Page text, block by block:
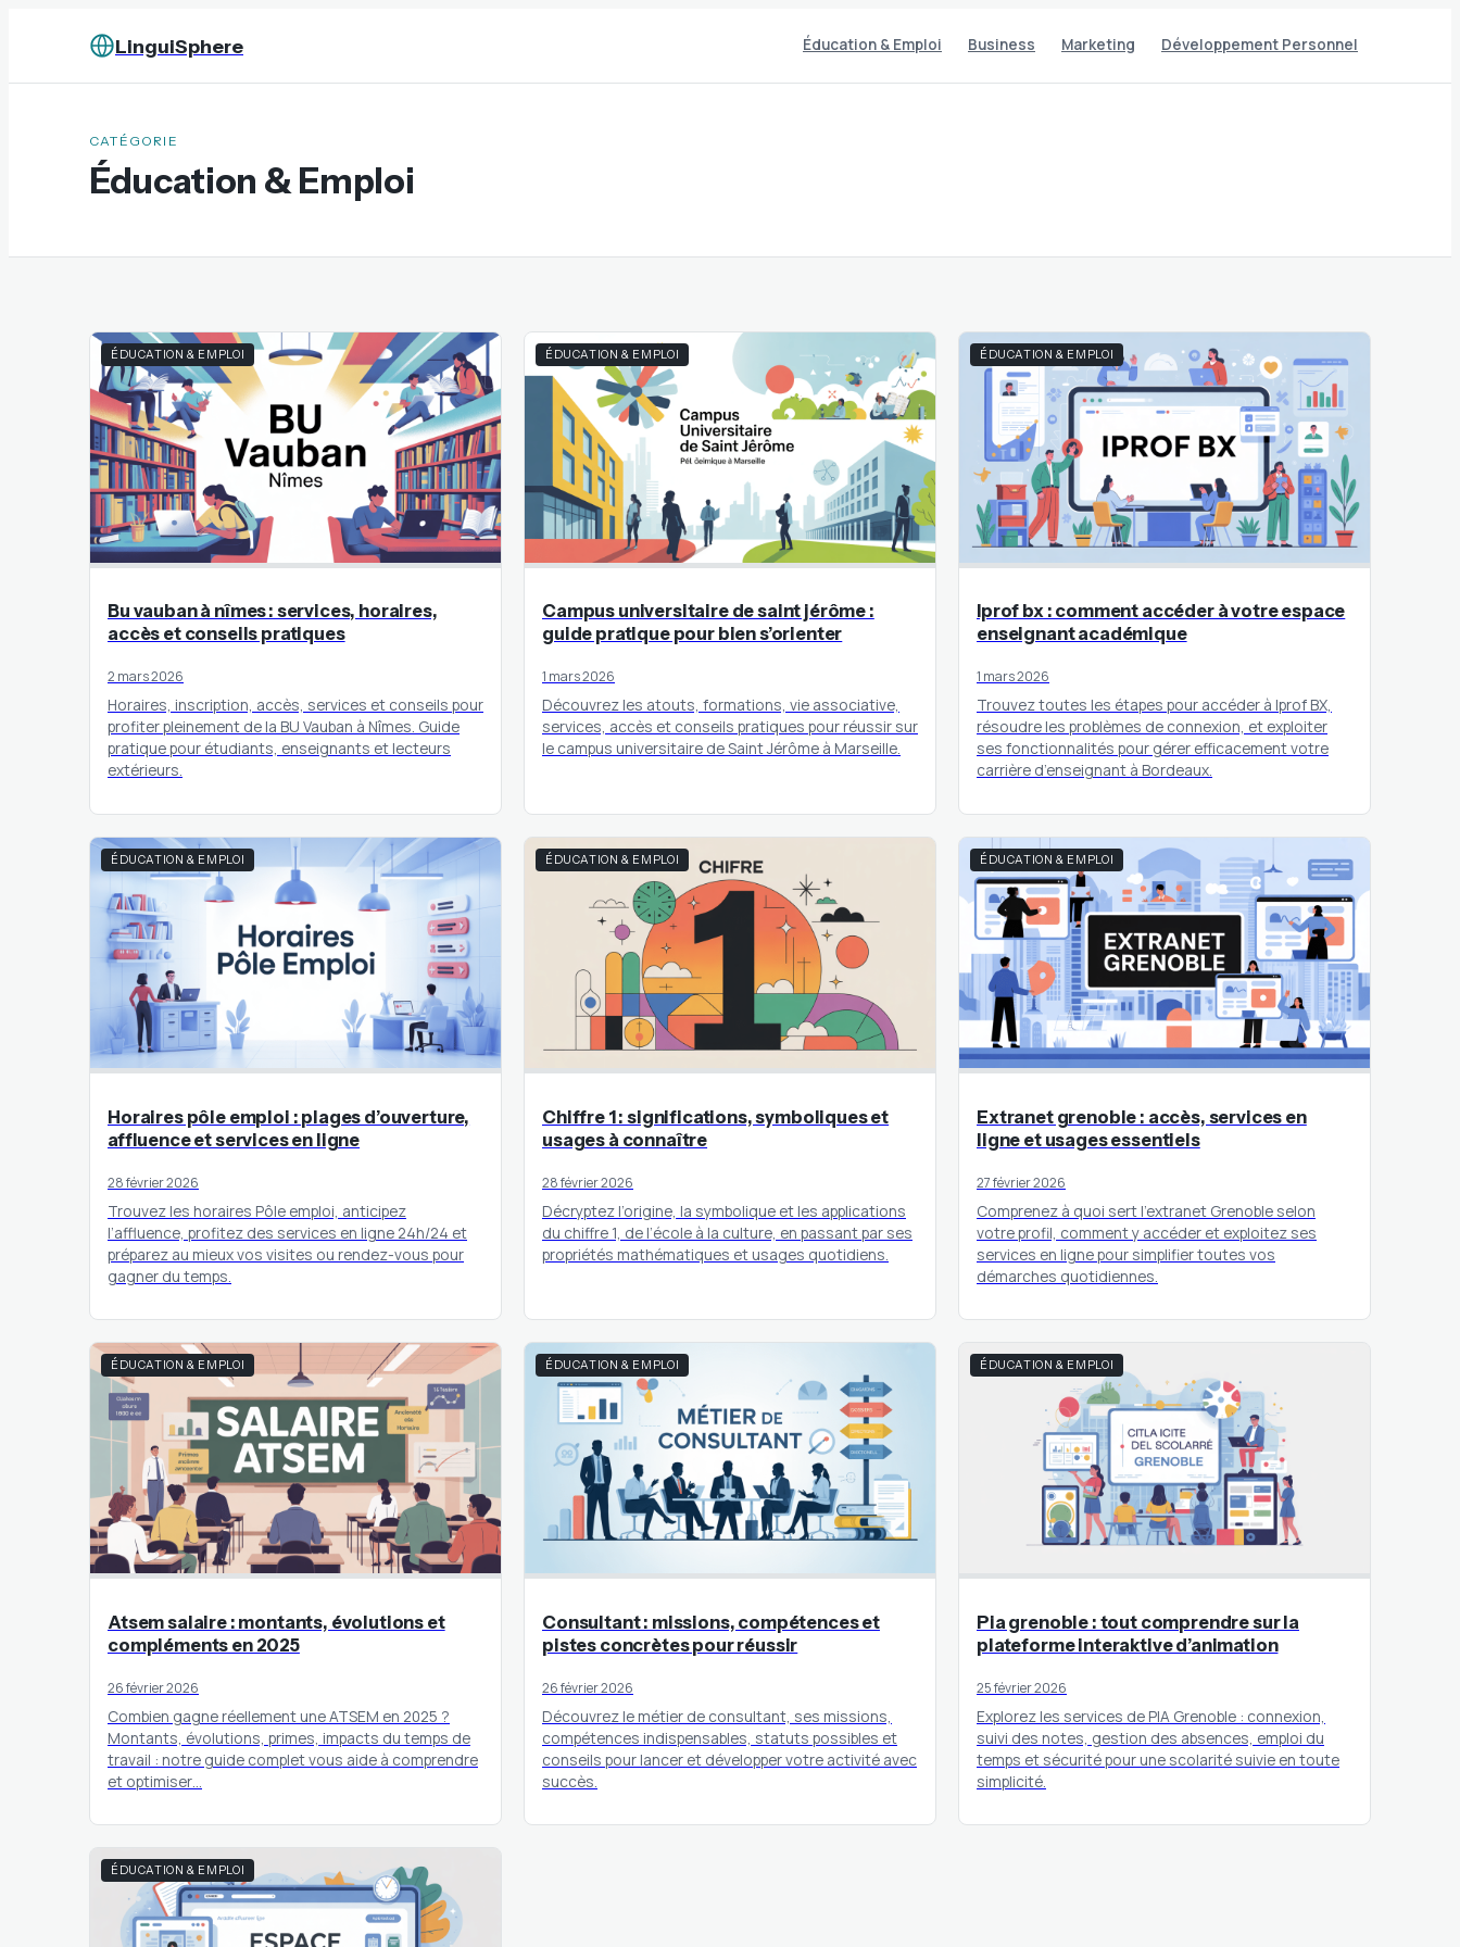
LinguiSphere Éducation & Emploi Business Marketing Développement Personnel
CATÉGORIE
Éducation & Emploi
ÉDUCATION & EMPLOI
Bu vauban à nîmes : services, horaires,
accès et conseils pratiques
2 mars 2026
Horaires, inscription, accès, services et conseils pour
profiter pleinement de la BU Vauban à Nîmes. Guide
pratique pour étudiants, enseignants et lecteurs
extérieurs.
ÉDUCATION & EMPLOI
Campus universitaire de saint jérôme :
guide pratique pour bien s’orienter
1 mars 2026
Découvrez les atouts, formations, vie associative,
services, accès et conseils pratiques pour réussir sur
le campus universitaire de Saint Jérôme à Marseille.
ÉDUCATION & EMPLOI
Iprof bx : comment accéder à votre espace
enseignant académique
1 mars 2026
Trouvez toutes les étapes pour accéder à Iprof BX,
résoudre les problèmes de connexion, et exploiter
ses fonctionnalités pour gérer efficacement votre
carrière d’enseignant à Bordeaux.
ÉDUCATION & EMPLOI
Horaires pôle emploi : plages d’ouverture,
affluence et services en ligne
28 février 2026
Trouvez les horaires Pôle emploi, anticipez
l’affluence, profitez des services en ligne 24h/24 et
préparez au mieux vos visites ou rendez-vous pour
gagner du temps.
ÉDUCATION & EMPLOI
Chiffre 1 : significations, symboliques et
usages à connaître
28 février 2026
Décryptez l’origine, la symbolique et les applications
du chiffre 1, de l’école à la culture, en passant par ses
propriétés mathématiques et usages quotidiens.
ÉDUCATION & EMPLOI
Extranet grenoble : accès, services en
ligne et usages essentiels
27 février 2026
Comprenez à quoi sert l’extranet Grenoble selon
votre profil, comment y accéder et exploitez ses
services en ligne pour simplifier toutes vos
démarches quotidiennes.
ÉDUCATION & EMPLOI
Atsem salaire : montants, évolutions et
compléments en 2025
26 février 2026
Combien gagne réellement une ATSEM en 2025 ?
Montants, évolutions, primes, impacts du temps de
travail : notre guide complet vous aide à comprendre
et optimiser…
ÉDUCATION & EMPLOI
Consultant : missions, compétences et
pistes concrètes pour réussir
26 février 2026
Découvrez le métier de consultant, ses missions,
compétences indispensables, statuts possibles et
conseils pour lancer et développer votre activité avec
succès.
ÉDUCATION & EMPLOI
Pia grenoble : tout comprendre sur la
plateforme interaktive d’animation
25 février 2026
Explorez les services de PIA Grenoble : connexion,
suivi des notes, gestion des absences, emploi du
temps et sécurité pour une scolarité suivie en toute
simplicité.
ÉDUCATION & EMPLOI